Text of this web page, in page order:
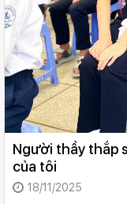
Người thầy thắp
của tôi
18/11/2025